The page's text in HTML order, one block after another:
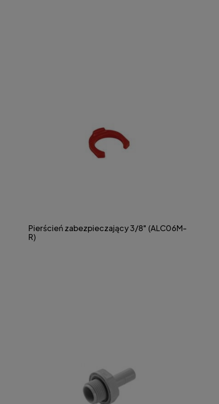
Pierścień zabezpieczający 3/8" (ALC06M-
R)